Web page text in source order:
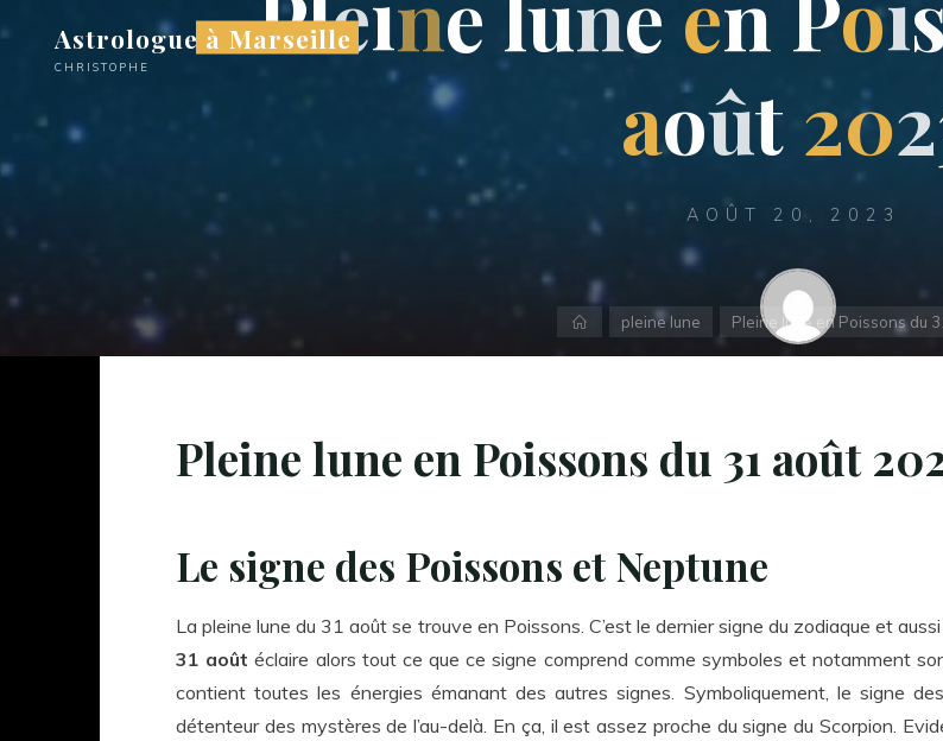
Astrologue à Marseille
CHRISTOPHE
août 202
AOÛT 20, 2023
Accueilpleine lune Pleine lune en Poissons du
Pleine lune en Poissons du 31 août
Le signe des Poissons et Neptune
La pleine lune du 31 août se trouve en Poissons. C’est le dernier signe du zodiaque et
31 août éclaire alors tout ce que ce signe comprend comme symboles et notamment
contient toutes les énergies émanant des autres signes. Symboliquement, le signe
détenteur des mystères de l’au-delà. En ça, il est assez proche du signe du Scorpion.